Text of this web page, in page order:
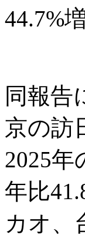
44.7%
同報告
京の訪
2025年
年比
カオ、